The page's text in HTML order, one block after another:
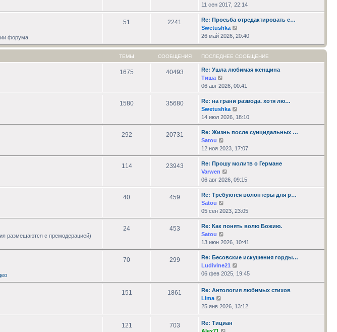
к
последнему
сообщению
11 сен 2017, 22:14
форума.
51 2241
Re: Просьба отредактировать с…
Swetushka
к
последнему
сообщению
26 май 2026, 20:40
ТЕМЫ СООБЩЕНИЯ ПОСЛЕДНЕЕ СООБЩЕНИЕ
1675 40493
Re: Ушла любимая женщина
Тиша
к
последнему
сообщению
06 авг 2026, 00:41
1580 35680
Re: на грани развода. хотя лю…
Swetushka
к
последнему
сообщению
14 июл 2026, 18:10
292 20731
Re: Жизнь после суицидальных …
Satou
к
последнему
сообщению
12 ноя 2023, 17:07
114 23943
Re: Прошу молитв о Германе
Varwen
к
последнему
сообщению
06 авг 2026, 09:15
40 459
Re: Требуются волонтёры для р…
Satou
к
последнему
сообщению
05 сен 2023, 23:05
размещаются с премодерацией)
24 453
Re: Как понять волю Божию.
Satou
к
последнему
сообщению
13 июн 2026, 10:41
70 299
Re: Бесовские искушения горды…
Ludivine21
к
последнему
сообщению
06 фев 2025, 19:45
151 1861
Re: Антология любимых стихов
Lima
к
последнему
сообщению
25 янв 2026, 13:12
121 703
Re: Тициан
Alex71